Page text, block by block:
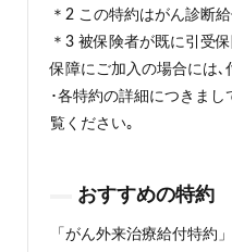
＊2 この特約はがん診断
＊3 被保険者が既に引受
保障にご加入の場合には､
･各特約の詳細につきま
覧ください｡
おすすめの特約
「がん外来治療給付特約